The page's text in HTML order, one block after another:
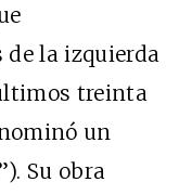
la izquierda
treinta
un
Su obra